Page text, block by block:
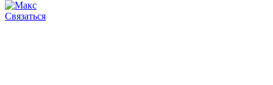
Связаться